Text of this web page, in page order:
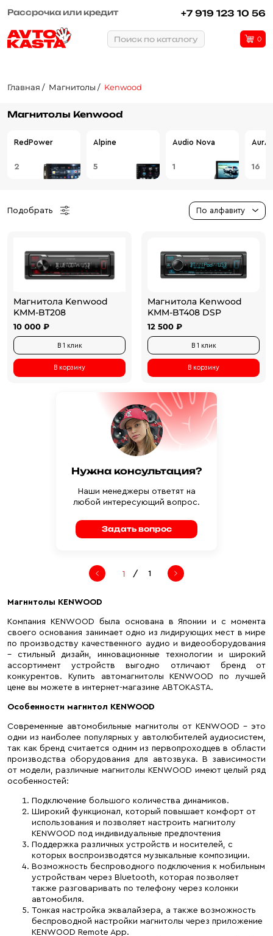
Рассрочка или кредит +7 919 123 10 56
Поиск по каталогу 0
Главная Магнитолы Kenwood
Магнитолы Kenwood
RedPower
2
Alpine
5
Audio Nova
1
AurA
16
Подобрать По алфавиту
Магнитола Kenwood
KMM-BT208
10 000 ₽
В 1 клик
В корзину
Магнитола Kenwood
KMM-BT408 DSP
12 500 ₽
В 1 клик
В корзину
Нужна консультация?
Наши менеджеры ответят на
любой интересующий вопрос.
Задать вопрос
/ 1
Магнитолы KENWOOD
Компания KENWOOD была основана в Японии и с момента
своего основания занимает одно из лидирующих мест в мире
по производству качественного аудио и видеооборудования
– стильный дизайн, инновационные технологии и широкий
ассортимент устройств выгодно отличают бренд от
конкурентов. Купить автомагнитолы KENWOOD по лучшей
цене вы можете в интернет-магазине ABTOKASTA.
Особенности магнитол KENWOOD
Современные автомобильные магнитолы от KENWOOD – это
одни из наиболее популярных у автолюбителей аудиосистем,
так как бренд считается одним из первопроходцев в области
производства оборудования для автозвука. В зависимости
от модели, различные магнитолы KENWOOD имеют целый ряд
особенностей:
Подключение большого количества динамиков.
Широкий функционал, который повышает комфорт от
использования и позволяет настроить магнитолу
KENWOOD под индивидуальные предпочтения
Поддержка различных устройств и носителей, с
которых воспроизводятся музыкальные композиции.
Возможность беспроводного подключения к мобильным
устройствам через Bluetooth, которая позволяет
также разговаривать по телефону через колонки
автомобиля.
Тонкая настройка эквалайзера, а также возможность
беспроводной настройки магнитолы через приложение
KENWOOD Remote App.